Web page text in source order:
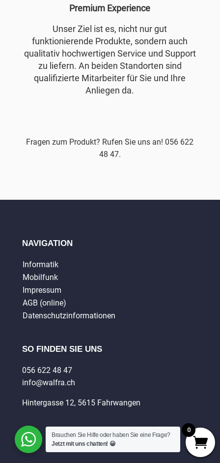
Premium Experience
Unser Ziel ist es, nicht nur gut
funktionierende Produkte, sondern auch
qualitativ hochwertigen Service und Support
zu liefern. An beiden Standorten sind
qualifizierte Mitarbeiter für Sie und Ihre
Anliegen da.
Fragen zum Produkt? Rufen Sie uns an! 056 622
48 47.
NAVIGATION
Informatik
Mobilfunk
Impressum
AGB (online)
Datenschutzinformationen
SO FINDEN SIE UNS
056 622 48 47
info@walfra.ch
Hintergasse 12, 5615 Fahrwangen
Brauchen Sie Hilfe oder haben Sie eine Frage?
Jetzt mit uns chatten! 😀
0